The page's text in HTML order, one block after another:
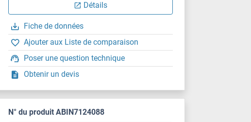
Détails
Fiche de données
Ajouter aux Liste de comparaison
Poser une question technique
Obtenir un devis
N° du produit ABIN7124088